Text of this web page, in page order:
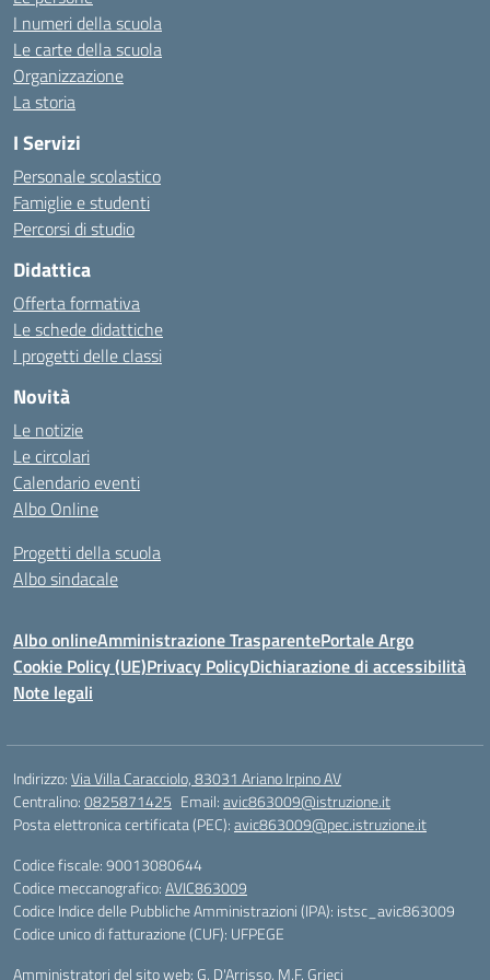
I numeri della scuola
Le carte della scuola
Organizzazione
La storia
I Servizi
Personale scolastico
Famiglie e studenti
Percorsi di studio
Didattica
Offerta formativa
Le schede didattiche
I progetti delle classi
Novità
Le notizie
Le circolari
Calendario eventi
Albo Online
Progetti della scuola
Albo sindacale
Albo onlineAmministrazione TrasparentePortale Argo
Cookie Policy (UE)Privacy PolicyDichiarazione di accessibilità
Note legali
Indirizzo:Via Villa Caracciolo, 83031 Ariano Irpino AV
Centralino:0825871425 Email:avic863009@istruzione.it
Posta elettronica certificata (PEC):avic863009@pec.istruzione.it
Codice fiscale: 90013080644
Codice meccanografico:AVIC863009
Codice Indice delle Pubbliche Amministrazioni (IPA): istsc_avic863009
Codice unico di fatturazione (CUF): UFPEGE
Amministratori del sito web: G. D'Arrisso, M.F. Grieci